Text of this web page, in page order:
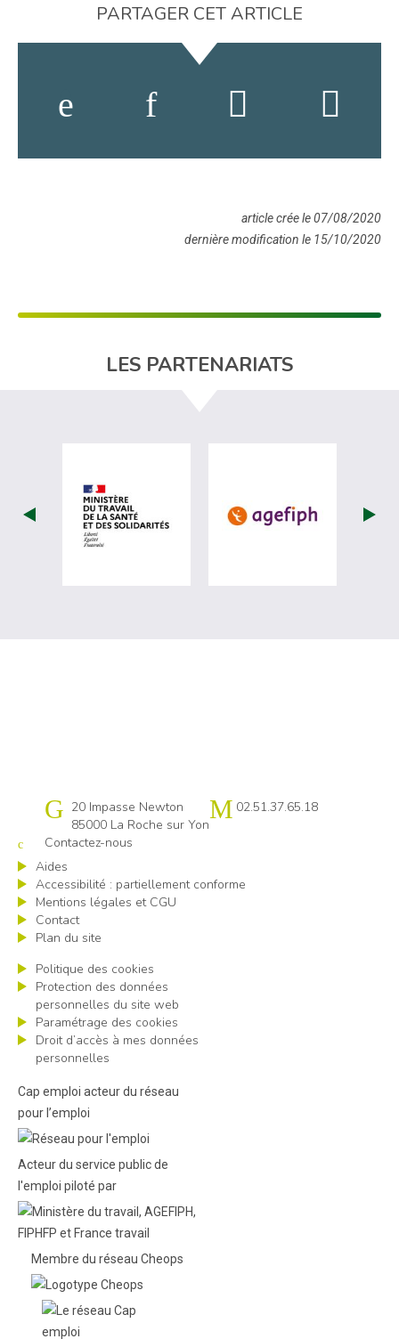
PARTAGER CET ARTICLE
article crée le 07/08/2020
dernière modification le 15/10/2020
LES PARTENARIATS
visiter les site de Ministère du travail
visiter les
Cap emploi 85
20 Impasse Newton
85000 La Roche sur Yon
02.51.37.65.18
Contactez-nous
Aides
Accessibilité : partiellement conforme
Mentions légales et CGU
Contact
Plan du site
Politique des cookies
Protection des données
personnelles du site web
Paramétrage des cookies
Droit d’accès à mes données
personnelles
Cap emploi acteur du réseau
pour l’emploi
Acteur du service public de
l'emploi piloté par
Membre du réseau Cheops